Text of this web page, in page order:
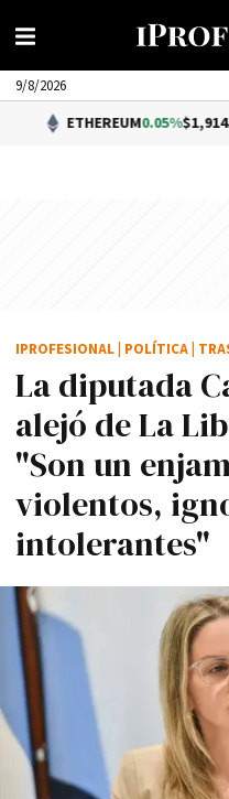
9/8/2026
0.05%$1,914.45
La diputada
alejó de La
"Son un
violentos,
intolerantes"
IPROFESIONAL POLÍTICA